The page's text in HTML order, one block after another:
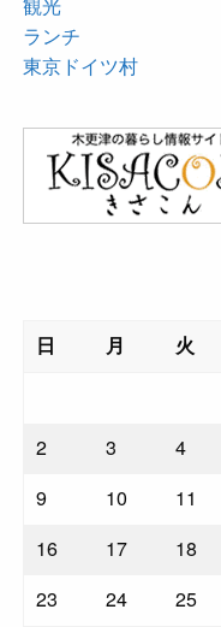
観光
ランチ
東京ドイツ村
日
月 火
2
3 4
9
10 11
16
17 18
23
24 25